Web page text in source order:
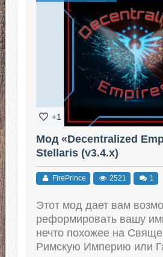
+1
Мод «Decentralized
Stellaris (v3.4.x)
FirePrince 2521 1
Этот мод дает вам
реформировать вашу
нечто похожее на
Римскую Империю или